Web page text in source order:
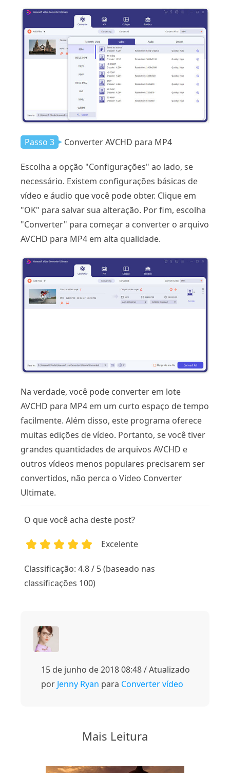
Passo 3 Converter AVCHD para MP4
Escolha a opção "Configurações" ao lado, se
necessário. Existem configurações básicas de
vídeo e áudio que você pode obter. Clique em
"OK" para salvar sua alteração. Por fim, escolha
"Converter" para começar a converter o arquivo
AVCHD para MP4 em alta qualidade.
Na verdade, você pode converter em lote
AVCHD para MP4 em um curto espaço de tempo
facilmente. Além disso, este programa oferece
muitas edições de vídeo. Portanto, se você tiver
grandes quantidades de arquivos AVCHD e
outros vídeos menos populares precisarem ser
convertidos, não perca o Video Converter
Ultimate.
O que você acha deste post?
Excelente
Classificação: 4.8 / 5 (baseado nas
classificações 100)
15 de junho de 2018 08:48 / Atualizado
por Jenny Ryan para Converter vídeo
Mais Leitura